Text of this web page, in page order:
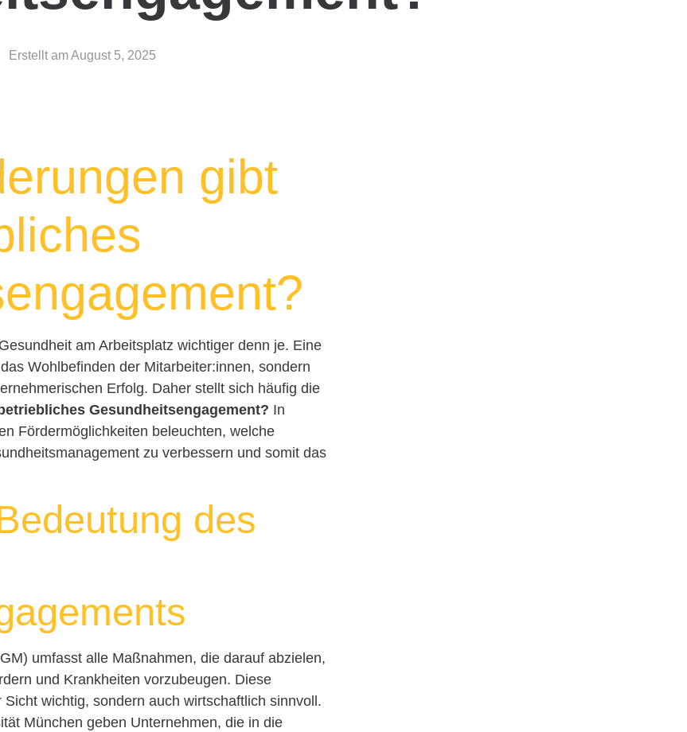
Erstellt amAugust 5, 2025
gibt
am Arbeitsplatz wichtiger denn je. Eine
Wohlbefinden der Mitarbeiter:innen, sondern
Erfolg. Daher stellt sich häufig die
Gesundheitsengagement? In
Fördermöglichkeiten beleuchten, welche
zu verbessern und somit das
des
umfasst alle Maßnahmen, die darauf abzielen,
und Krankheiten vorzubeugen. Diese
wichtig, sondern auch wirtschaftlich sinnvoll.
München geben Unternehmen, die in die